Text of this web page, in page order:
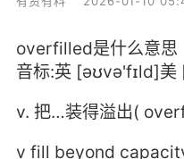
overfilled是什么意思
音标:英 [əʊvə'fɪld]美
v. 把…装得溢出(
v fill beyond